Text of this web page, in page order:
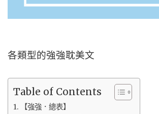
各類型的強強耽美文
Table of Contents
【強強．總表】